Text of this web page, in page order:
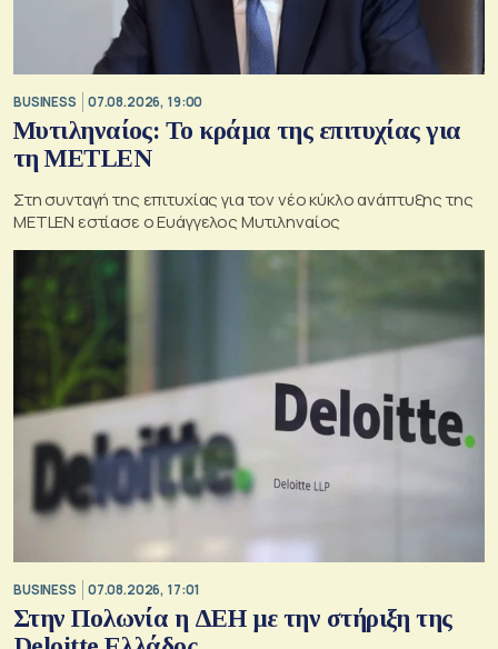
BUSINESS 07.08.2026, 19:00
Μυτιληναίος: Το κράμα της επιτυχίας για
τη METLEN
Στη συνταγή της επιτυχίας για τον νέο κύκλο ανάπτυξης της
METLEN εστίασε ο Ευάγγελος Μυτιληναίος
BUSINESS 07.08.2026, 17:01
Στην Πολωνία η ΔΕΗ με την στήριξη της